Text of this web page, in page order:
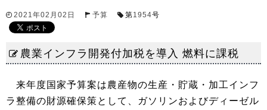
2021年02月02日 予算 第1954号
農業インフラ開発付加税を導入 燃料に課税
来年度国家予算案は農産物の生産・貯蔵・加工インフ
ラ整備の財源確保策として、ガソリンおよびディーゼル